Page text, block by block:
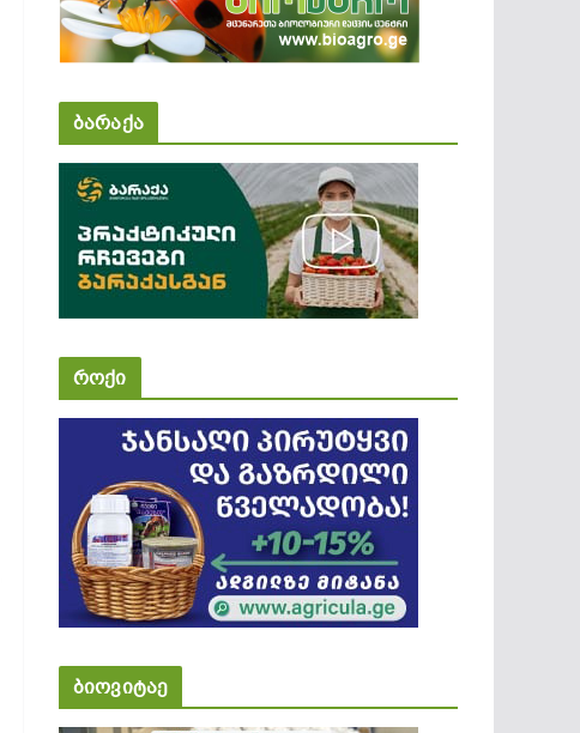
ბარაქა
როქი
ბიოვიტაე